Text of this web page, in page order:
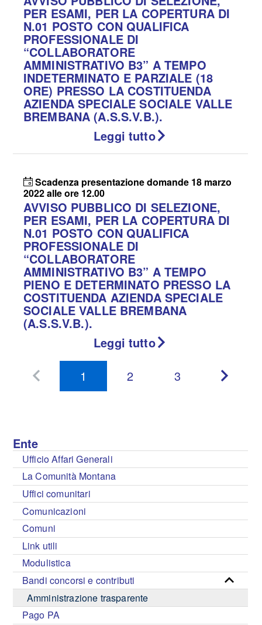
PER ESAMI, PER LA COPERTURA DI
N.01 POSTO CON QUALIFICA
PROFESSIONALE DI
“COLLABORATORE
AMMINISTRATIVO B3” A TEMPO
INDETERMINATO E PARZIALE (18
ORE) PRESSO LA COSTITUENDA
AZIENDA SPECIALE SOCIALE VALLE
BREMBANA (A.S.S.V.B.).
Leggi tutto
Scadenza presentazione domande 18 marzo
2022 alle ore 12.00
AVVISO PUBBLICO DI SELEZIONE,
PER ESAMI, PER LA COPERTURA DI
N.01 POSTO CON QUALIFICA
PROFESSIONALE DI
“COLLABORATORE
AMMINISTRATIVO B3” A TEMPO
PIENO E DETERMINATO PRESSO LA
COSTITUENDA AZIENDA SPECIALE
SOCIALE VALLE BREMBANA
(A.S.S.V.B.).
Leggi tutto
1 2 3
Ente
Ufficio Affari Generali
La Comunità Montana
Uffici comunitari
Comunicazioni
Comuni
Link utili
Modulistica
Bandi concorsi e contributi
Amministrazione trasparente
Pago PA